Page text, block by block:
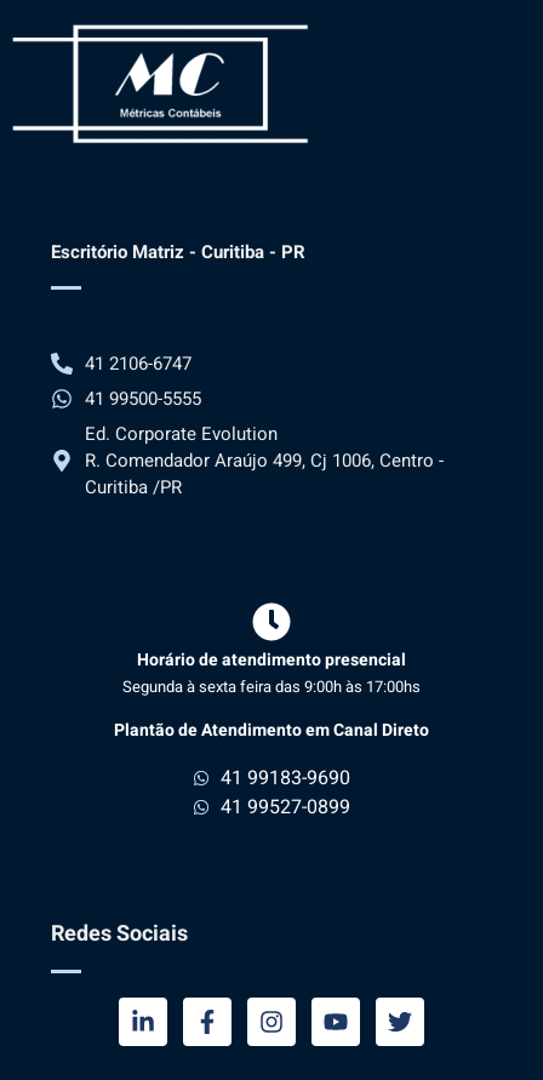
Escritório Matriz - Curitiba - PR
41 2106-6747
41 99500-5555
Ed. Corporate Evolution
R. Comendador Araújo 499, Cj 1006, Centro -
Curitiba /PR
Horário de atendimento presencial
Segunda à sexta feira das 9:00h às 17:00hs
Plantão de Atendimento em Canal Direto
41 99183-9690
41 99527-0899
Redes Sociais